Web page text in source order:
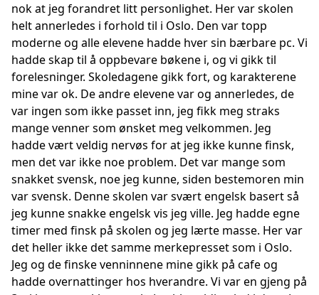
nok at jeg forandret litt personlighet. Her var skolen
helt annerledes i forhold til i Oslo. Den var topp
moderne og alle elevene hadde hver sin bærbare pc. Vi
hadde skap til å oppbevare bøkene i, og vi gikk til
forelesninger. Skoledagene gikk fort, og karakterene
mine var ok. De andre elevene var og annerledes, de
var ingen som ikke passet inn, jeg fikk meg straks
mange venner som ønsket meg velkommen. Jeg
hadde vært veldig nervøs for at jeg ikke kunne finsk,
men det var ikke noe problem. Det var mange som
snakket svensk, noe jeg kunne, siden bestemoren min
var svensk. Denne skolen var svært engelsk basert så
jeg kunne snakke engelsk vis jeg ville. Jeg hadde egne
timer med finsk på skolen og jeg lærte masse. Her var
det heller ikke det samme merkepresset som i Oslo.
Jeg og de finske venninnene mine gikk på cafe og
hadde overnattinger hos hverandre. Vi var en gjeng på